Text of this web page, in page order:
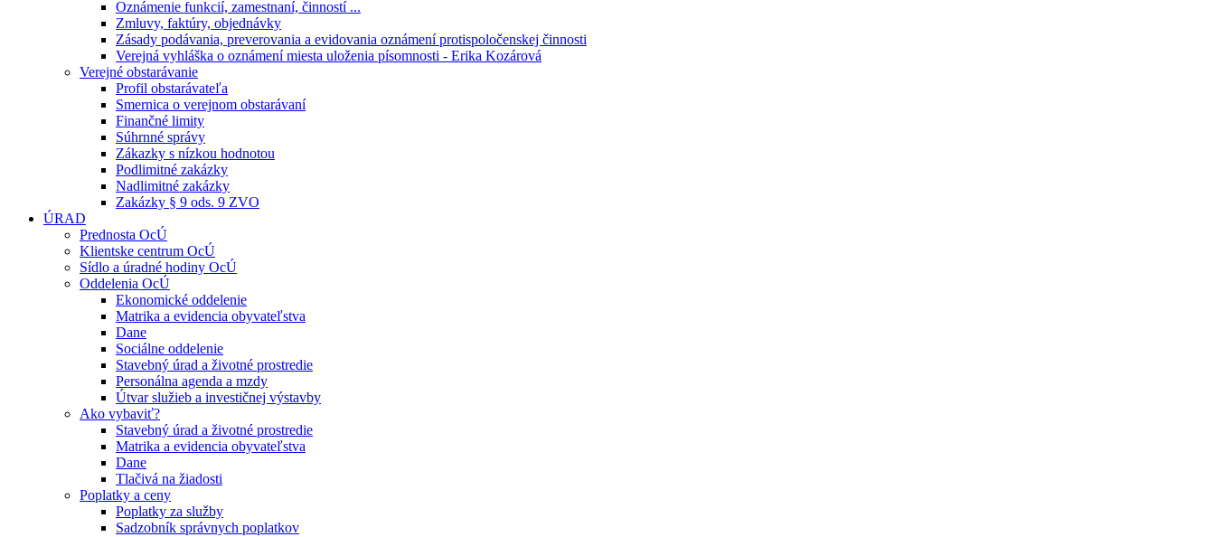
Oznámenie funkcií, zamestnaní, činností ...
Zmluvy, faktúry, objednávky
Zásady podávania, preverovania a evidovania oznámení protispoločenskej činnosti
Verejná vyhláška o oznámení miesta uloženia písomnosti - Erika Kozárová
Verejné obstarávanie
Profil obstarávateľa
Smernica o verejnom obstarávaní
Finančné limity
Súhrnné správy
Zákazky s nízkou hodnotou
Podlimitné zakázky
Nadlimitné zakázky
Zakázky § 9 ods. 9 ZVO
ÚRAD
Prednosta OcÚ
Klientske centrum OcÚ
Sídlo a úradné hodiny OcÚ
Oddelenia OcÚ
Ekonomické oddelenie
Matrika a evidencia obyvateľstva
Dane
Sociálne oddelenie
Stavebný úrad a životné prostredie
Personálna agenda a mzdy
Útvar služieb a investičnej výstavby
Ako vybaviť?
Stavebný úrad a životné prostredie
Matrika a evidencia obyvateľstva
Dane
Tlačivá na žiadosti
Poplatky a ceny
Poplatky za služby
Sadzobník správnych poplatkov